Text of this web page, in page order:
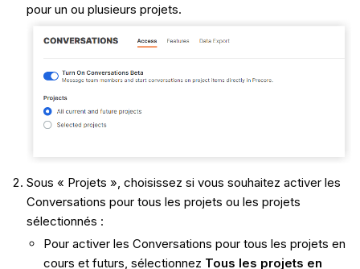
pour un ou plusieurs projets.
Sous « Projets », choisissez si vous souhaitez activer les
Conversations pour tous les projets ou les projets
sélectionnés :
Pour activer les Conversations pour tous les projets en
cours et futurs, sélectionnez Tous les projets en